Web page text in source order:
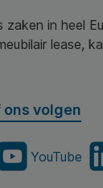
in heel
lease,
ons volgen
YouTube